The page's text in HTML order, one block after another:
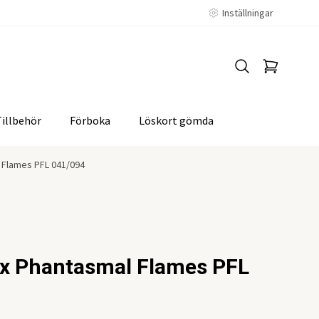
Inställningar
Förboka Löskort gömda
PFL 041/094
Phantasmal Flames PFL